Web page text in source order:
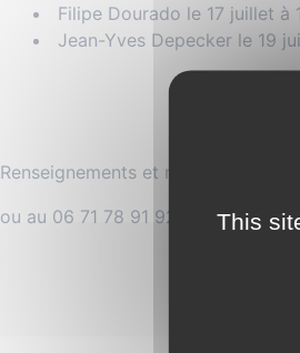
Filipe Dourado le 17 juillet à
Jean-Yves Depecker le 19
Renseignements et réservations:
ou au 06 71 78 91 92
This